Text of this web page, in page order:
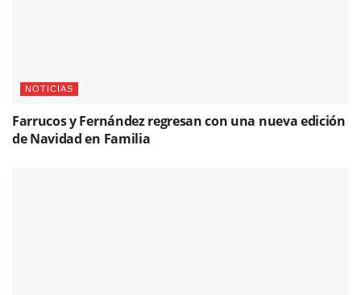
NOTICIAS
Farrucos y Fernández regresan con una nueva edición
de Navidad en Familia